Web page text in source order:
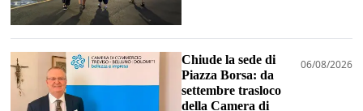
Chiude la sede di
Piazza Borsa: da
settembre trasloco
della Camera di
06/08/2026